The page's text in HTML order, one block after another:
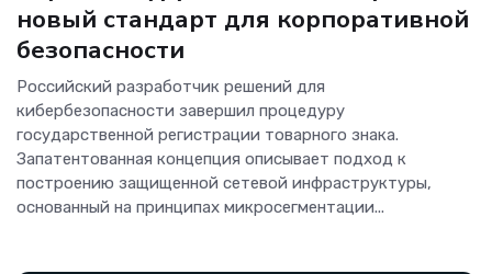
новый стандарт для корпоративной
безопасности
Российский разработчик решений для
кибербезопасности завершил процедуру
государственной регистрации товарного знака.
Запатентованная концепция описывает подход к
построению защищенной сетевой инфраструктуры,
основанный на принципах микросегментации...